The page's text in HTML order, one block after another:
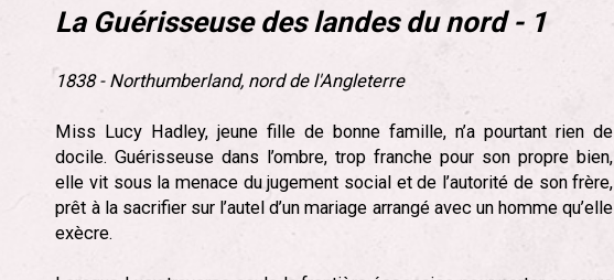
La Guérisseuse des landes du nord - 1
1838 - Northumberland, nord de l'Angleterre
Miss Lucy Hadley, jeune fille de bonne famille, n’a pourtant rien de
docile. Guérisseuse dans l’ombre, trop franche pour son propre bien,
elle vit sous la menace du jugement social et de l’autorité de son frère,
prêt à la sacrifier sur l’autel d’un mariage arrangé avec un homme qu’elle
exècre.